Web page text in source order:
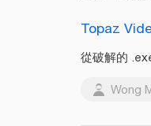
Topaz
從破解的
Wong